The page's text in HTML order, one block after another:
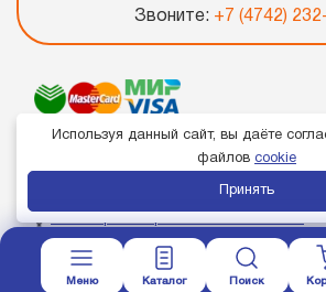
Меню Каталог Поиск
Звоните: +7 (4742)
Используя данный сайт, вы даёте
файлов cookie
Принять